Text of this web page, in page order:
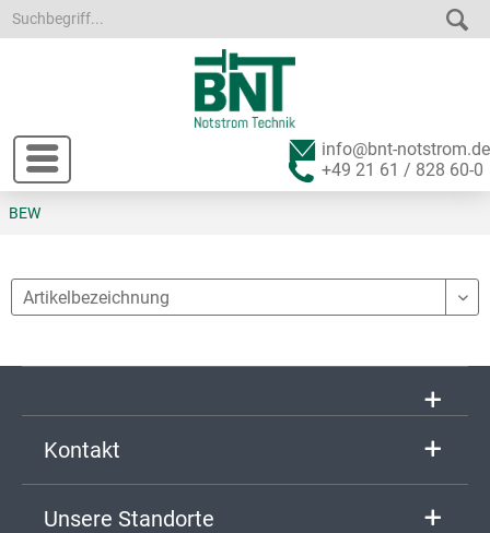
info@bnt-notstrom.de
+49 21 61 / 828 60-0
BEW
Kontakt
Unsere Standorte